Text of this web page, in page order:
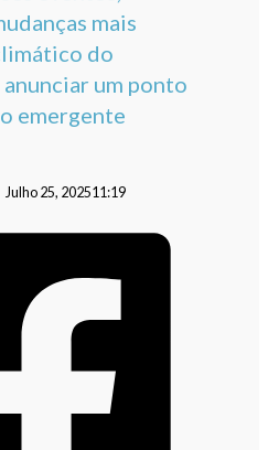
mais
do
um ponto
emergente
Julho 25, 202511:19